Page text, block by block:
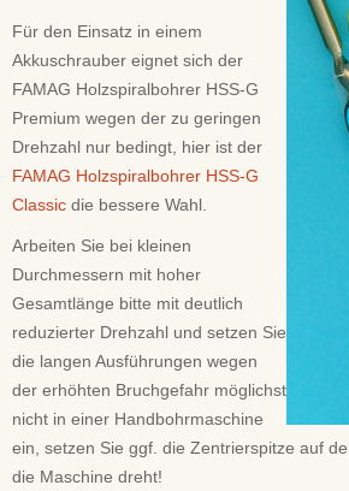
Für den Einsatz in einem
Akkuschrauber eignet sich der
FAMAG Holzspiralbohrer HSS-G
Premium wegen der zu geringen
Drehzahl nur bedingt, hier ist der
FAMAG Holzspiralbohrer HSS-G
Classic die bessere Wahl.
Arbeiten Sie bei kleinen
Durchmessern mit hoher
Gesamtlänge bitte mit deutlich
reduzierter Drehzahl und setzen Sie
die langen Ausführungen wegen
der erhöhten Bruchgefahr möglichst
nicht in einer Handbohrmaschine
ein, setzen Sie ggf. die Zentrierspitze auf
die Maschine dreht!